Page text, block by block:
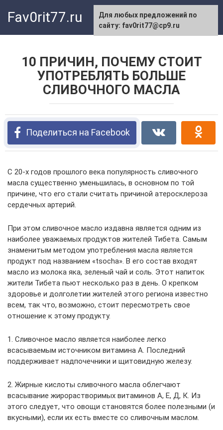
Fav0rit77.ru
10 ПРИЧИН, ПОЧЕМУ СТОИТ
УПОТРЕБЛЯТЬ БОЛЬШЕ
СЛИВОЧНОГО МАСЛА
Поделиться на Facebook
С 20-х годов прошлого века популярность сливочного
масла существенно уменьшилась, в основном по той
причине, что его стали считать причиной атеросклероза
сердечных артерий.
При этом сливочное масло издавна является одним из
наиболее уважаемых продуктов жителей Тибета. Самым
знаменитым методом употребления масла является
продукт под названием «tsocha». В его состав входят
масло из молока яка, зеленый чай и соль. Этот напиток
жители Тибета пьют несколько раз в день. О крепком
здоровье и долголетии жителей этого региона известно
всем, так что, возможно, стоит пересмотреть свое
отношение к этому продукту.
1. Сливочное масло является наиболее легко
всасываемым источником витамина А. Последний
поддерживает надпочечники и щитовидную железу.
2. Жирные кислоты сливочного масла облегчают
всасывание жирорастворимых витаминов А, Е, Д, К. Из
этого следует, что овощи становятся более полезными (и
вкусными), если их есть вместе со сливочным маслом.
Для любых предложений по
сайту: fav0rit77@cp9.ru